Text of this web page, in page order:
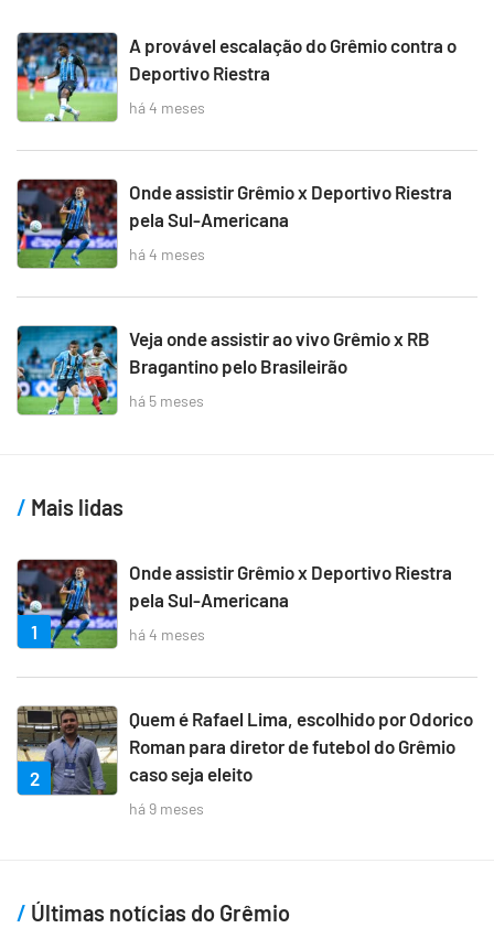
A provável escalação do Grêmio contra o
Deportivo Riestra
há 4 meses
Onde assistir Grêmio x Deportivo Riestra
pela Sul-Americana
há 4 meses
Veja onde assistir ao vivo Grêmio x RB
Bragantino pelo Brasileirão
há 5 meses
Mais lidas
1
Onde assistir Grêmio x Deportivo Riestra
pela Sul-Americana
há 4 meses
2
Quem é Rafael Lima, escolhido por Odorico
Roman para diretor de futebol do Grêmio
caso seja eleito
há 9 meses
Últimas notícias do Grêmio